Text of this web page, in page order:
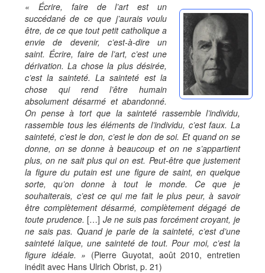
« Écrire, faire de l’art est un
succédané de ce que j’aurais voulu
être, de ce que tout petit catholique a
envie de devenir, c’est-à-dire un
saint. Écrire, faire de l’art, c’est une
dérivation. La chose la plus désirée,
c’est la sainteté. La sainteté est la
chose qui rend l’être humain
absolument désarmé et abandonné.
On pense à tort que la sainteté rassemble l’individu,
rassemble tous les éléments de l’individu, c’est faux. La
sainteté, c’est le don, c’est le don de soi. Et quand on se
donne, on se donne à beaucoup et on ne s’appartient
plus, on ne sait plus qui on est. Peut-être que justement
la figure du putain est une figure de saint, en quelque
sorte, qu’on donne à tout le monde. Ce que je
souhaiterais, c’est ce qui me fait le plus peur, à savoir
être complètement désarmé, complètement dégagé de
toute prudence. […] Je ne suis pas forcément croyant, je
ne sais pas. Quand je parle de la sainteté, c’est d’une
sainteté laïque, une sainteté de tout. Pour moi, c’est la
figure idéale. » (Pierre Guyotat, août 2010, entretien
inédit avec Hans Ulrich Obrist, p. 21)